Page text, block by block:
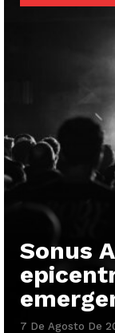
Sonus
7 De Agosto De